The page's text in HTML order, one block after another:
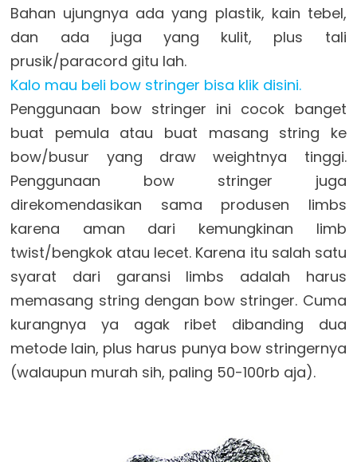
Bahan ujungnya ada yang plastik, kain tebel,
dan ada juga yang kulit, plus tali
prusik/paracord gitu lah.
Kalo mau beli bow stringer bisa klik disini.
Penggunaan bow stringer ini cocok banget
buat pemula atau buat masang string ke
bow/busur yang draw weightnya tinggi.
Penggunaan bow stringer juga
direkomendasikan sama produsen limbs
karena aman dari kemungkinan limb
twist/bengkok atau lecet. Karena itu salah satu
syarat dari garansi limbs adalah harus
memasang string dengan bow stringer. Cuma
kurangnya ya agak ribet dibanding dua
metode lain, plus harus punya bow stringernya
(walaupun murah sih, paling 50-100rb aja).